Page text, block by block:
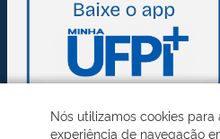
Nós utilizamos cookies para
experiência de navegação